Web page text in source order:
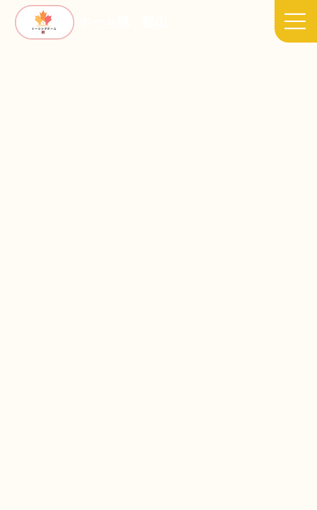
ナーシングホーム楓 郡山